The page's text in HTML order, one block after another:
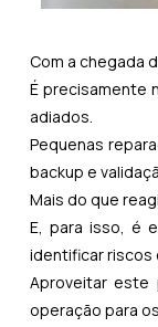
Com a chegada
É precisamente
adiados.
Pequenas
backup e
Mais do que
E, para isso, é
identificar riscos
Aproveitar este
operação para